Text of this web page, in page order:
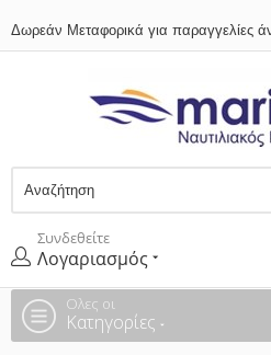
Δωρεάν Μεταφορικά για παραγγελίες
Συνδεθείτε
Λογαριασμός
Ολες οι
Κατηγορίες